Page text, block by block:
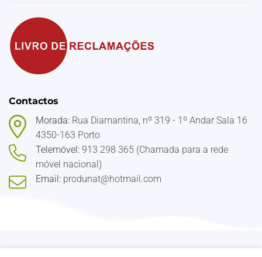
Contactos
Morada: Rua Diamantina, nº 319 - 1º Andar Sala 16
4350-163 Porto
Telemóvel: 913 298 365 (Chamada para a rede
móvel nacional)
Email: produnat@hotmail.com